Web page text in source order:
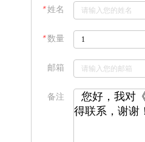
＊姓名
＊数量
邮箱
备注